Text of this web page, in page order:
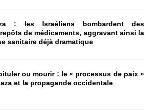
: les Israéliens bombardent des
de médicaments, aggravant ainsi la
sanitaire déjà dramatique
ou mourir : le « processus de paix »
et la propagande occidentale